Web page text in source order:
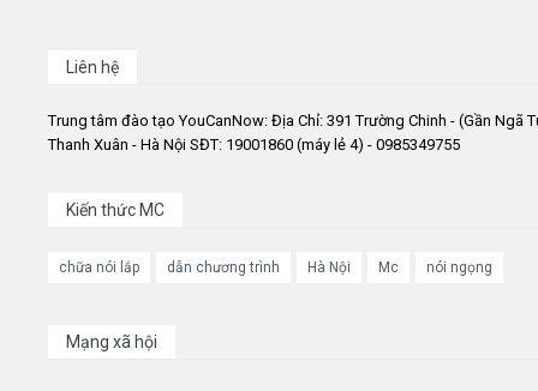
Liên hệ
Trung tâm đào tạo YouCanNow: Địa Chỉ: 391 Trường Chinh - (Gần Ngã
Thanh Xuân - Hà Nội SĐT: 19001860 (máy lẻ 4) - 0985349755
Kiến thức MC
chữa nói lắp dẫn chương trình Hà Nội Mc nói ngọng
Mạng xã hội